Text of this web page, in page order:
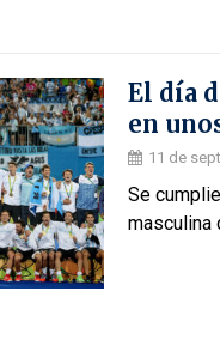
El día
en
11 de
Se
masculina